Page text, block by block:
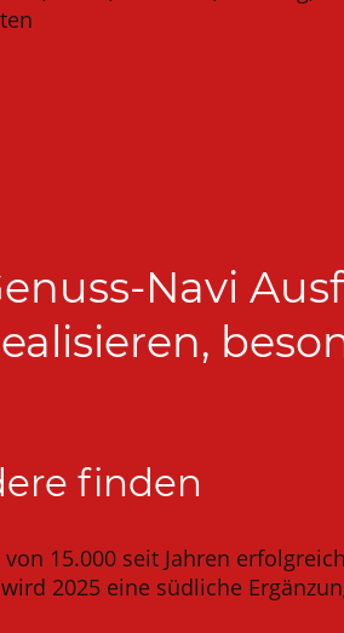
Navi
finden
15.000 seit Jahren
wird 2025 eine südliche